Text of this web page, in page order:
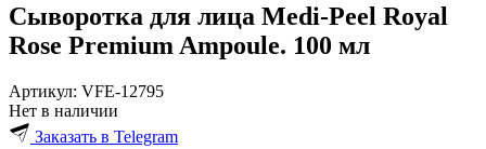
Сыворотка для лица Medi-Peel Royal
Rose Premium Ampoule. 100 мл
Артикул: VFE-12795
Нет в наличии
Заказать в Telegram